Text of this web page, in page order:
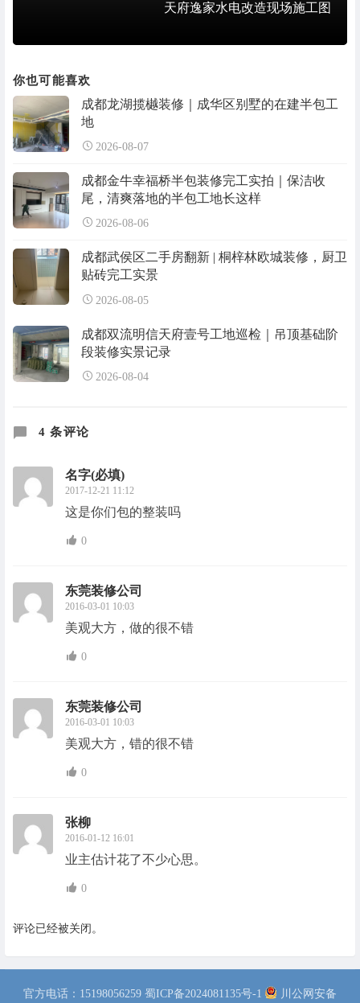
天府逸家水电改造现场施工图
你也可能喜欢
成都龙湖揽樾装修｜成华区别墅的在建半包工
地
2026-08-07
成都金牛幸福桥半包装修完工实拍｜保洁收
尾，清爽落地的半包工地长这样
2026-08-06
成都武侯区二手房翻新 | 桐梓林欧城装修，厨卫
贴砖完工实景
2026-08-05
成都双流明信天府壹号工地巡检｜吊顶基础阶
段装修实景记录
2026-08-04
4 条评论
名字(必填)
2017-12-21 11:12
这是你们包的整装吗
0
东莞装修公司
2016-03-01 10:03
美观大方，做的很不错
0
东莞装修公司
2016-03-01 10:03
美观大方，错的很不错
0
张柳
2016-01-12 16:01
业主估计花了不少心思。
0
评论已经被关闭。
官方电话：15198056259 蜀ICP备2024081135号-1 川公网安备